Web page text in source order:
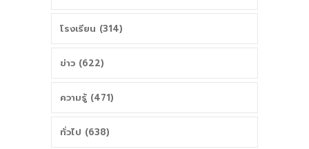
โรงเรียน (314)
ข่าว (622)
ความรู้ (471)
ทั่วไป (638)